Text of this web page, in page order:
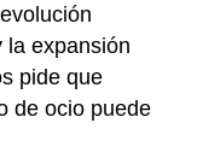
la expansión
pide que
de ocio puede